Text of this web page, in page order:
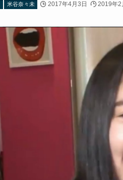
米谷奈々未 2017年4月3日 2019年2